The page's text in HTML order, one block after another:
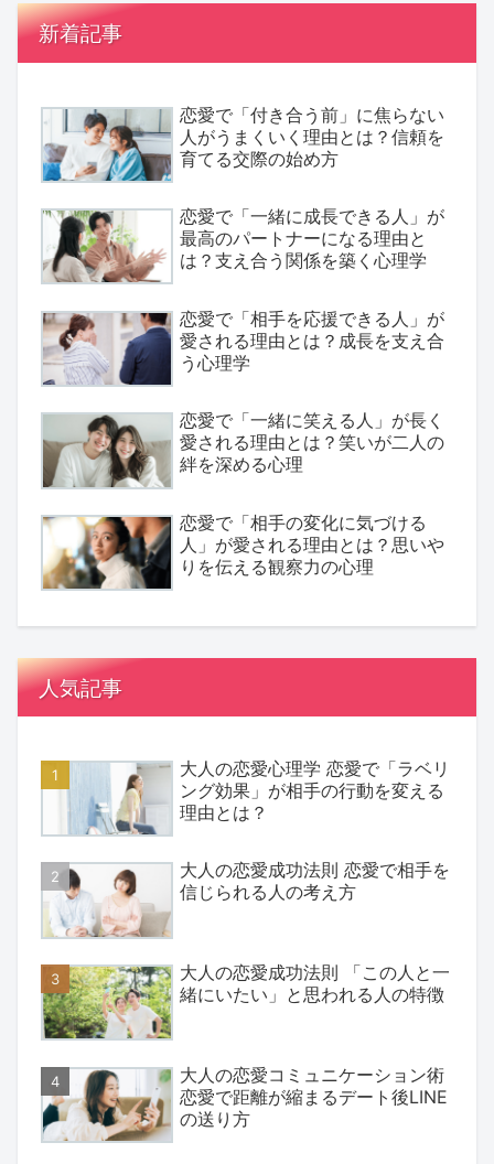
新着記事
恋愛で「付き合う前」に焦らない
人がうまくいく理由とは？信頼を
育てる交際の始め方
恋愛で「一緒に成長できる人」が
最高のパートナーになる理由と
は？支え合う関係を築く心理学
恋愛で「相手を応援できる人」が
愛される理由とは？成長を支え合
う心理学
恋愛で「一緒に笑える人」が長く
愛される理由とは？笑いが二人の
絆を深める心理
恋愛で「相手の変化に気づける
人」が愛される理由とは？思いや
りを伝える観察力の心理
人気記事
大人の恋愛心理学 恋愛で「ラベリ
ング効果」が相手の行動を変える
理由とは？
大人の恋愛成功法則 恋愛で相手を
信じられる人の考え方
大人の恋愛成功法則 「この人と一
緒にいたい」と思われる人の特徴
大人の恋愛コミュニケーション術
恋愛で距離が縮まるデート後LINE
の送り方